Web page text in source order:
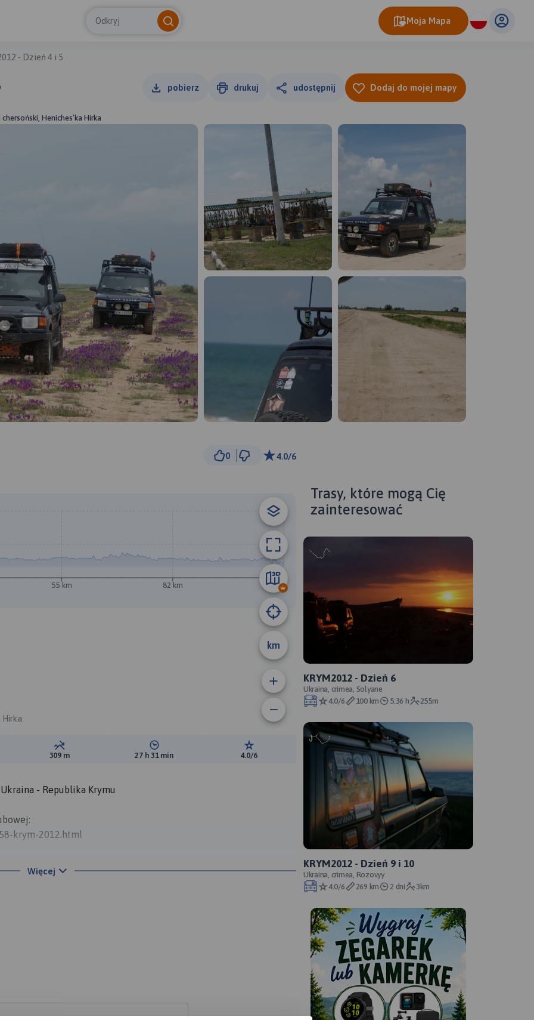
Odkryj Moja Mapa
- Dzień 4 i 5
pobierz drukuj udostępnij Dodaj do mojej mapy
Heniches’ka Hirka
0 4.0/6
30 km
km
55 km 82 km 110 km
Hirka
Suma spadków:
309 m Średni czas potrzebny na pokonanie trasy:
27 h 31 min Ocena trasy:
4.0/6
- Republika Krymu
krym-2012.html
odsypiamy wczorajszą drogę. Później wracamy na chwilę do
ojjj – jeszcze teraz ślinka cieknie na myśl o tych dobrociach.
od teraz na terytorium Autonomicznej Republiki Krymu !!
Więcej
Trasy, które mogą Cię
zainteresować
KRYM2012 - Dzień 6
Ukraina, crimea, Solyane
4.0/6
100 km 5:36 h 255m
KRYM2012 - Dzień 9 i 10
Ukraina, crimea, Rozovyy
4.0/6
269 km 2 dni 3km